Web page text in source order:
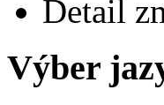
Detail
Výber